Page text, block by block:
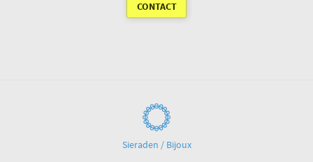
CONTACT
Sieraden / Bijoux